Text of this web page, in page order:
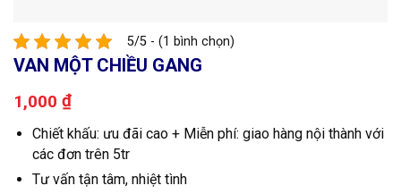
5/5 - (1 bình chọn)
VAN MỘT CHIỀU GANG
1,000 ₫
Chiết khấu: ưu đãi cao + Miễn phí: giao hàng nội thành với
các đơn trên 5tr
Tư vấn tận tâm, nhiệt tình